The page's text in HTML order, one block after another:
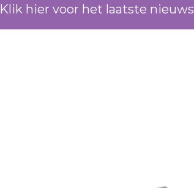
Klik hier voor het laatste nieuws